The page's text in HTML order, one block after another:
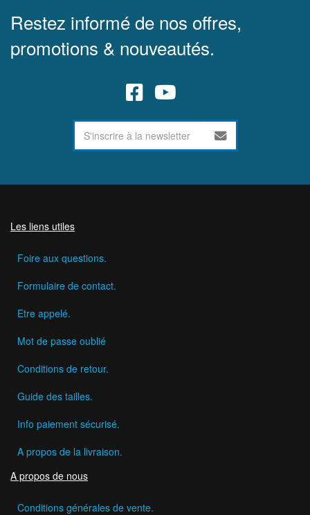
Restez informé de nos offres,
promotions & nouveautés.
Les liens utiles
Foire aux questions.
Formulaire de contact.
Etre appelé.
Mot de passe oublié
Conditions de retour.
Guide des tailles.
Info paiement sécurisé.
A propos de la livraison.
A propos de nous
Conditions générales de vente.